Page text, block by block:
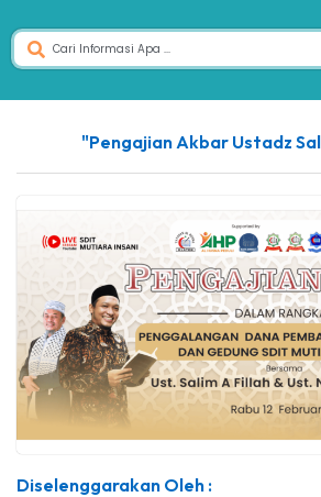
"Pengajian Akbar Ustadz
Diselenggarakan Oleh :